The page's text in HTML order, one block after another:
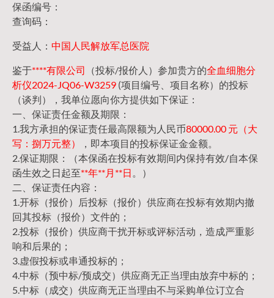
保函编号：
查询码：
受益人： 中国人民解放军总医院
鉴于****有限公司 （投标/报价人）参加贵方的全血细胞分
析仪2024-JQ06-W3259 (项目编号、项目名称）的投标
（谈判），我单位愿向你方提供如下保证：
一、保证责任金额及期限：
1.我方承担的保证责任最高限额为人民币80000.00 元（大
写：捌万元整）
，即本项目的投标保证金金额。
2.保证期限：（本保函在投标有效期间内保持有效/自本保
函生效之日起至**年**月**日 。）
二、保证责任内容：
1.开标（报价）后投标（报价）供应商在投标有效期内撤
回其投标（报价）文件的；
2.投标（报价）供应商干扰开标或评标活动，造成严重影
响和后果的；
3.虚假投标或串通投标的；
4.中标（预中标/预成交）供应商无正当理由放弃中标的；
5.中标（成交）供应商无正当理由不与采购单位订立合